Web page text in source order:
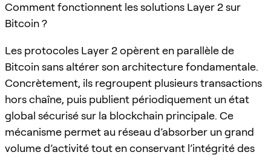
Comment fonctionnent les solutions Layer 2 sur
Bitcoin ?
Les protocoles Layer 2 opèrent en parallèle de
Bitcoin sans altérer son architecture fondamentale.
Concrètement, ils regroupent plusieurs transactions
hors chaîne, puis publient périodiquement un état
global sécurisé sur la blockchain principale. Ce
mécanisme permet au réseau d’absorber un grand
volume d’activité tout en conservant l’intégrité des